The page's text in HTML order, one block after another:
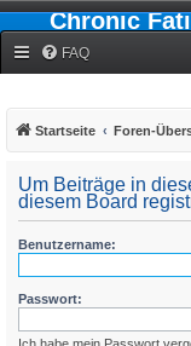
Chronic
FAQ
Startseite Foren-
Um Beiträge in
diesem Board
Benutzername:
Passwort: